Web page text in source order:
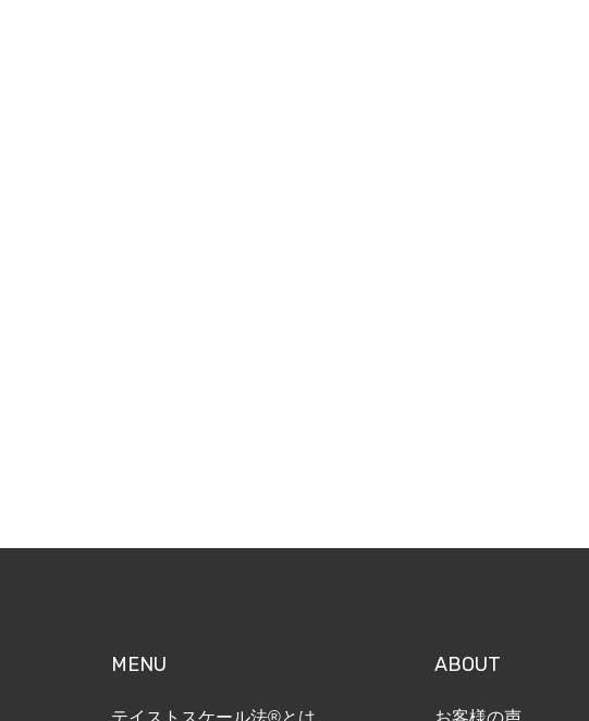
MENU
テイストスケール法®とは
ABOUT
お客様の声